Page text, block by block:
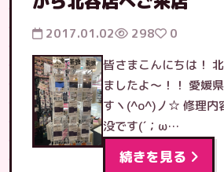
2017.01.02 298
0
皆さまこんにちは！
ましたよ〜！！ 愛媛
すヽ(^o^)丿☆ 修理内
没です(´；ω…
続きを見る